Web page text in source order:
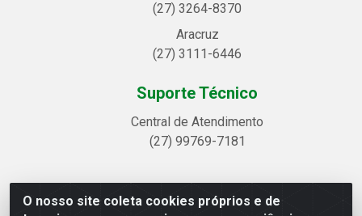
O nosso site coleta cookies próprios e de
(27) 3264-8370
Aracruz
(27) 3111-6446
Suporte Técnico
Central de Atendimento
(27) 99769-7181
Linhavix Distribuidora LTDA - Avenida Alegre, 2521 -